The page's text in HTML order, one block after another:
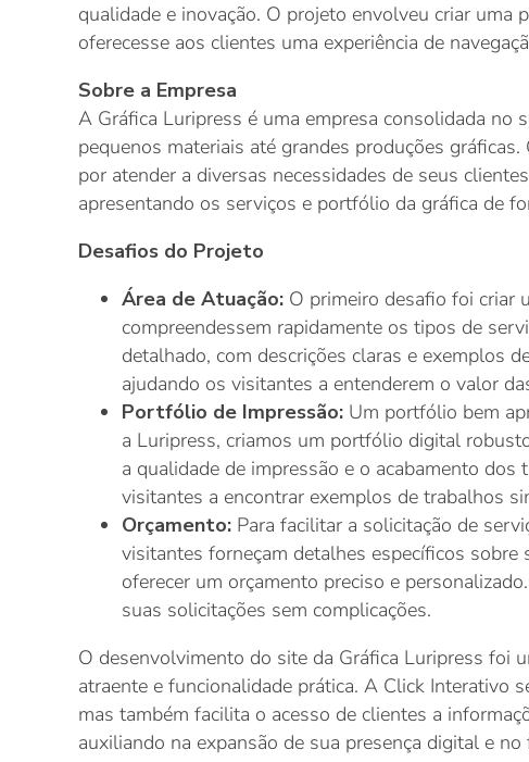
qualidade e inovação. O projeto envolveu criar
oferecesse aos clientes uma experiência de
Sobre a Empresa
A Gráfica Luripress é uma empresa consolidada no
pequenos materiais até grandes produções
por atender a diversas necessidades de seus
apresentando os serviços e portfólio da gráfica de
Desafios do Projeto
Área de Atuação: O primeiro desafio foi criar
compreendessem rapidamente os tipos de
detalhado, com descrições claras e exemplos
ajudando os visitantes a entenderem o valor
Portfólio de Impressão: Um portfólio bem
a Luripress, criamos um portfólio digital
a qualidade de impressão e o acabamento
visitantes a encontrar exemplos de trabalhos
Orçamento: Para facilitar a solicitação de
visitantes forneçam detalhes específicos sobre
oferecer um orçamento preciso e
suas solicitações sem complicações.
O desenvolvimento do site da Gráfica Luripress foi
atraente e funcionalidade prática. A Click Interativo
mas também facilita o acesso de clientes a
auxiliando na expansão de sua presença digital e